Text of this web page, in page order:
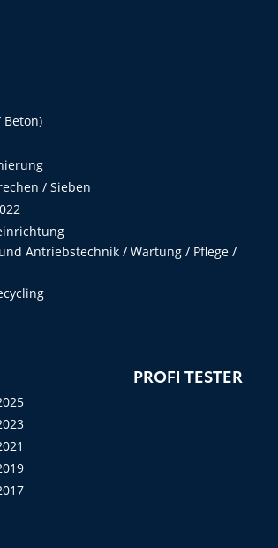
Beton)
/ Sieben
Antriebstechnik / Wartung / Pflege /
PROFI TESTER